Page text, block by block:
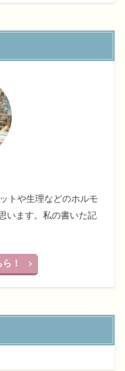
トや生理などのホルモ
います。私の書いた記
！